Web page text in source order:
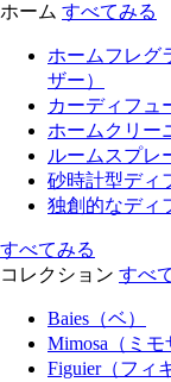
ホーム すべてみる
ホームフレグ
ザー）
カーディフュ
ホームクリー
ルームスプレ
砂時計型ディ
独創的なディ
すべてみる
コレクション すべ
Baies（ベ）
Mimosa（ミモ
Figuier（フィ